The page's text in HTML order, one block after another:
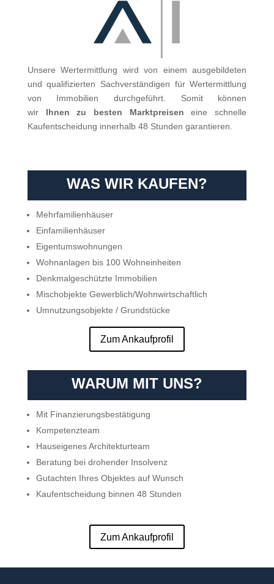
Unsere Wertermittlung wird von einem ausgebildeten
und qualifizierten Sachverständigen für Wertermittlung
von Immobilien durchgeführt. Somit können
wir Ihnen zu besten Marktpreisen eine schnelle
Kaufentscheidung innerhalb 48 Stunden garantieren.
WAS WIR KAUFEN?
Mehrfamilienhäuser
Einfamilienhäuser
Eigentumswohnungen
Wohnanlagen bis 100 Wohneinheiten
Denkmalgeschützte Immobilien
Mischobjekte Gewerblich/Wohnwirtschaftlich
Umnutzungsobjekte / Grundstücke
Zum Ankaufprofil
WARUM MIT UNS?
Mit Finanzierungsbestätigung
Kompetenzteam
Hauseigenes Architekturteam
Beratung bei drohender Insolvenz
Gutachten Ihres Objektes auf Wunsch
Kaufentscheidung binnen 48 Stunden
Zum Ankaufprofil